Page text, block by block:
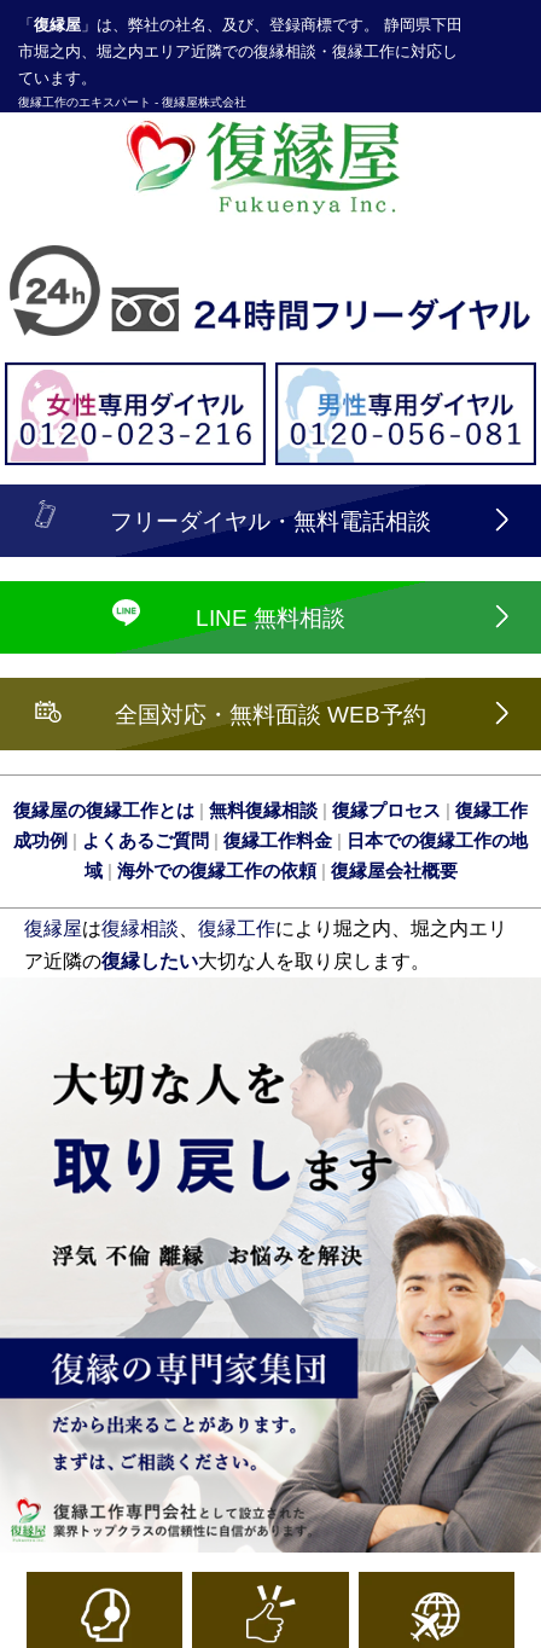
「 復縁屋 」は、弊社の社名、及び、登録商標です。 静岡県下田
市堀之内、堀之内エリア近隣での復縁相談・復縁工作に対応し
ています。
復縁工作のエキスパート - 復縁屋株式会社
探偵業届出登録番号30210286号
フリーダイヤル・無料電話相談
LINE 無料相談
全国対応・無料面談 WEB予約
復縁屋の復縁工作とは | 無料復縁相談 | 復縁プロセス | 復縁工作
成功例 | よくあるご質問 | 復縁工作料金 | 日本での復縁工作の地
域| 海外での復縁工作の依頼| 復縁屋会社概要
復縁屋は復縁相談 復縁工作により堀之内、堀之内エリ
ア近隣の復縁したい大切な人を取り戻します。